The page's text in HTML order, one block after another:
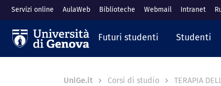
al contenuto principale
Servizi online AulaWeb Biblioteche Webmail Intranet
Navigazione
Futuri studenti Studenti
Breadcrumb
UniGe.it Corsi di studio
TERAPIA